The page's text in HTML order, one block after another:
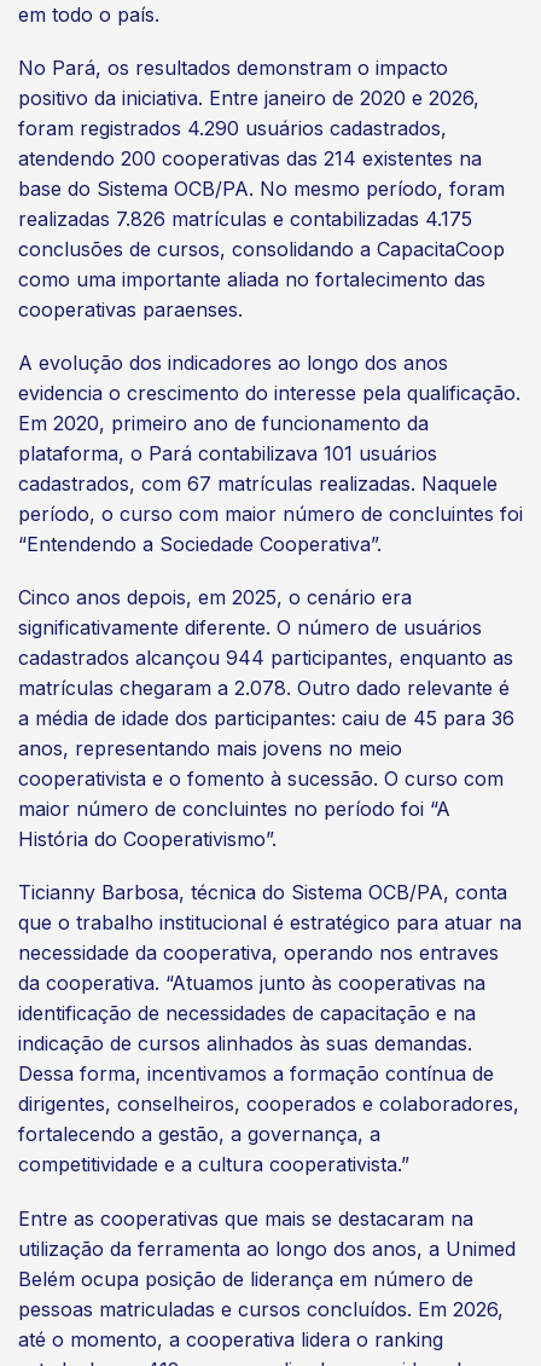
em todo o país.
No Pará, os resultados demonstram o impacto
positivo da iniciativa. Entre janeiro de 2020 e 2026,
foram registrados 4.290 usuários cadastrados,
atendendo 200 cooperativas das 214 existentes na
base do Sistema OCB/PA. No mesmo período, foram
realizadas 7.826 matrículas e contabilizadas 4.175
conclusões de cursos, consolidando a CapacitaCoop
como uma importante aliada no fortalecimento das
cooperativas paraenses.
A evolução dos indicadores ao longo dos anos
evidencia o crescimento do interesse pela qualificação.
Em 2020, primeiro ano de funcionamento da
plataforma, o Pará contabilizava 101 usuários
cadastrados, com 67 matrículas realizadas. Naquele
período, o curso com maior número de concluintes foi
“Entendendo a Sociedade Cooperativa”.
Cinco anos depois, em 2025, o cenário era
significativamente diferente. O número de usuários
cadastrados alcançou 944 participantes, enquanto as
matrículas chegaram a 2.078. Outro dado relevante é
a média de idade dos participantes: caiu de 45 para 36
anos, representando mais jovens no meio
cooperativista e o fomento à sucessão. O curso com
maior número de concluintes no período foi “A
História do Cooperativismo”.
Ticianny Barbosa, técnica do Sistema OCB/PA, conta
que o trabalho institucional é estratégico para atuar na
necessidade da cooperativa, operando nos entraves
da cooperativa. “Atuamos junto às cooperativas na
identificação de necessidades de capacitação e na
indicação de cursos alinhados às suas demandas.
Dessa forma, incentivamos a formação contínua de
dirigentes, conselheiros, cooperados e colaboradores,
fortalecendo a gestão, a governança, a
competitividade e a cultura cooperativista.”
Entre as cooperativas que mais se destacaram na
utilização da ferramenta ao longo dos anos, a Unimed
Belém ocupa posição de liderança em número de
pessoas matriculadas e cursos concluídos. Em 2026,
até o momento, a cooperativa lidera o ranking